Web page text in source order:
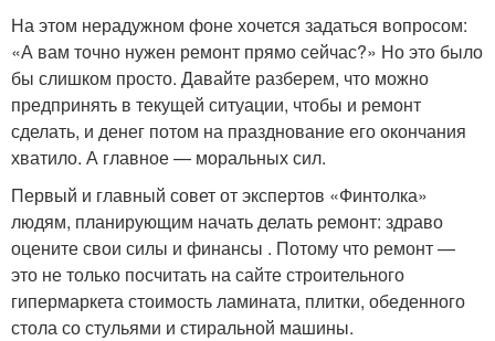
На этом нерадужном фоне хочется задаться вопросом:
«А вам точно нужен ремонт прямо сейчас?» Но это было
бы слишком просто. Давайте разберем, что можно
предпринять в текущей ситуации, чтобы и ремонт
сделать, и денег потом на празднование его окончания
хватило. А главное — моральных сил.
Первый и главный совет от экспертов «Финтолка»
людям, планирующим начать делать ремонт: здраво
оцените свои силы и финансы . Потому что ремонт —
это не только посчитать на сайте строительного
гипермаркета стоимость ламината, плитки, обеденного
стола со стульями и стиральной машины.